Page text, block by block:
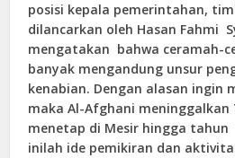
posisi kepala pemerintahan,
dilancarkan oleh Hasan Fahmi
mengatakan bahwa ceramah-
banyak mengandung unsur
kenabian. Dengan alasan ingin
maka Al-Afghani meninggalkan
menetap di Mesir hingga tahun
inilah ide pemikiran dan